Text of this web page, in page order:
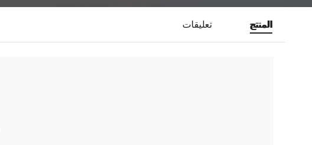
المنتج تعليقات